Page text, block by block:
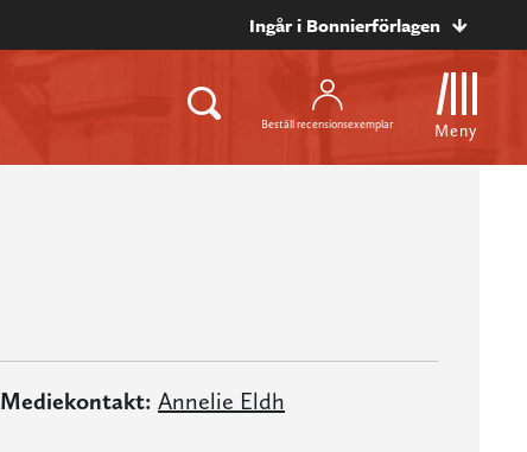
Ingår i Bonnierförlagen
Beställ recensionsexemplar Meny
Mediekontakt: Annelie Eldh